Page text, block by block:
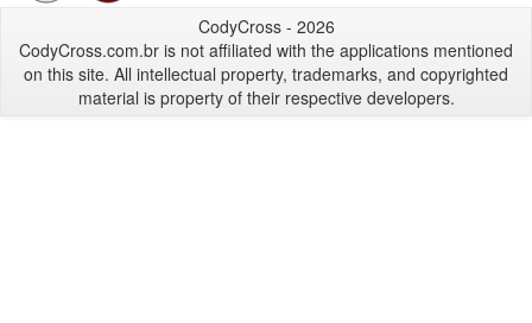
CodyCross - 2026
CodyCross.com.br is not affiliated with the applications mentioned
on this site. All intellectual property, trademarks, and copyrighted
material is property of their respective developers.